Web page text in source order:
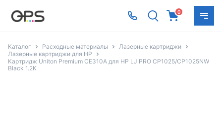
0
Каталог Расходные материалы
Лазерные картриджи
Лазерные картриджи для HP
Картридж Uniton Premium CE310A для HP LJ PRO CP1025/CP1025NW
Black 1.2K